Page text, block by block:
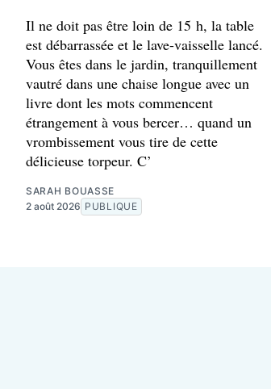
Il ne doit pas être loin de 15 h, la table
est débarrassée et le lave-vaisselle lancé.
Vous êtes dans le jardin, tranquillement
vautré dans une chaise longue avec un
livre dont les mots commencent
étrangement à vous bercer… quand un
vrombissement vous tire de cette
délicieuse torpeur. C’
SARAH BOUASSE
2 août 2026 PUBLIQUE